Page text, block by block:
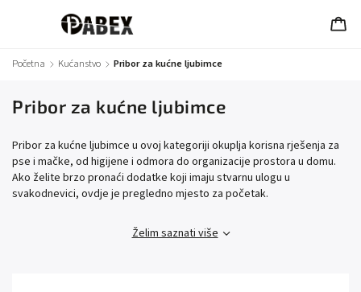
Početna / Kućanstvo / Pribor za kućne ljubimce
Pribor za kućne ljubimce
Pribor za kućne ljubimce u ovoj kategoriji okuplja korisna rješenja za
pse i mačke, od higijene i odmora do organizacije prostora u domu.
Ako želite brzo pronaći dodatke koji imaju stvarnu ulogu u
svakodnevici, ovdje je pregledno mjesto za početak.
Želim saznati više